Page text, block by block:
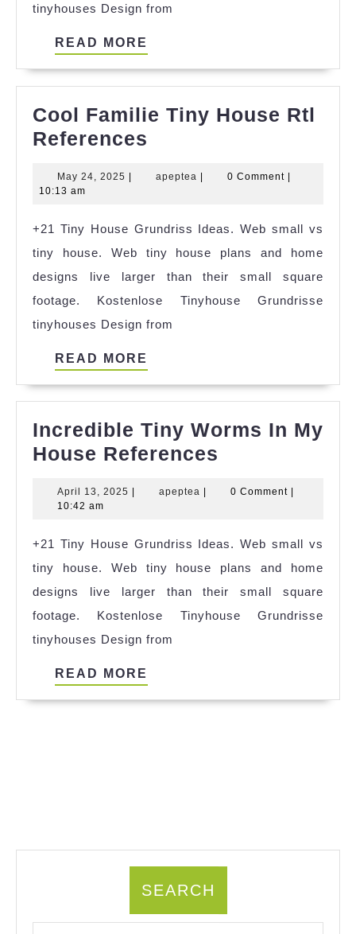
tinyhouses Design from
READ MORE
Cool Familie Tiny House Rtl
References
Tiny
Rtl
References
May 24, 2025 May
| apeptea apeptea
| 0 Comment |
10:13 am
+21 Tiny House Grundriss Ideas. Web small vs
tiny house. Web tiny house plans and home
designs live larger than their small square
footage. Kostenlose Tinyhouse Grundrisse
tinyhouses Design from
READ MORE
Incredible Tiny Worms In My
House References
Worms
My
House
References
April 13, 2025 April
apeptea apeptea0 Comment
10:42 am
+21 Tiny House Grundriss Ideas. Web small vs
tiny house. Web tiny house plans and home
designs live larger than their small square
footage. Kostenlose Tinyhouse Grundrisse
tinyhouses Design from
READ MORE
SEARCH